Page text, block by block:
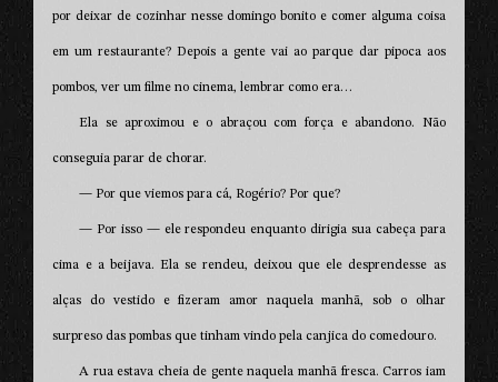
por deixar de cozinhar nesse domingo bonito e comer alguma coisa
em um restaurante? Depois a gente vai ao parque dar pipoca aos
pombos, ver um filme no cinema, lembrar como era…
Ela se aproximou e o abraçou com força e abandono. Não
conseguia parar de chorar.
— Por que viemos para cá, Rogério? Por que?
— Por isso — ele respondeu enquanto dirigia sua cabeça para
cima e a beijava. Ela se rendeu, deixou que ele desprendesse as
alças do vestido e fizeram amor naquela manhã, sob o olhar
surpreso das pombas que tinham vindo pela canjica do comedouro.
A rua estava cheia de gente naquela manhã fresca. Carros iam